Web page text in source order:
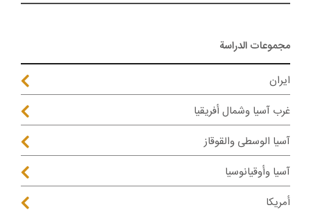
مجموعات الدراسة
ايران
غرب آسيا وشمال أفريقيا
آسيا الوسطى والقوقاز
آسيا وأوقيانوسيا
أمريكا